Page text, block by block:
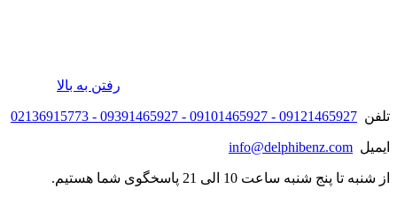
رفتن به بالا
تلفن 09121465927 - 09101465927 - 09391465927 - 02136915773
ایمیل info@delphibenz.com
از شنبه تا پنج شنبه ساعت 10 الی 21 پاسخگوی شما هستیم.